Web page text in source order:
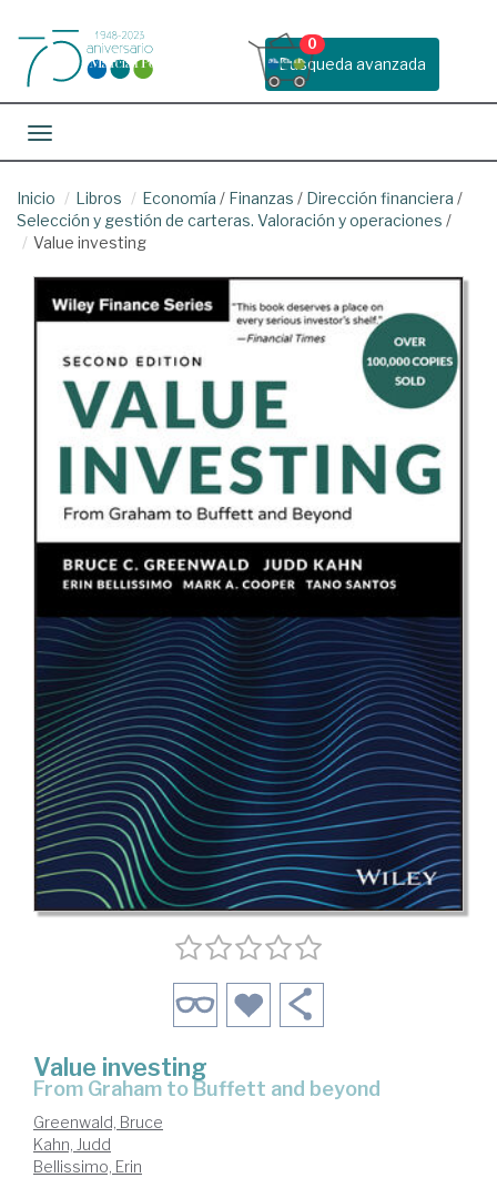
Busqueda avanzada
0
Toggle navigation
Inicio Libros Economía / Finanzas / Dirección financiera /
Selección y gestión de carteras. Valoración y operaciones /
Value investing
Value investing
from Graham to Buffett and beyond
Greenwald, Bruce
Kahn, Judd
Bellissimo, Erin